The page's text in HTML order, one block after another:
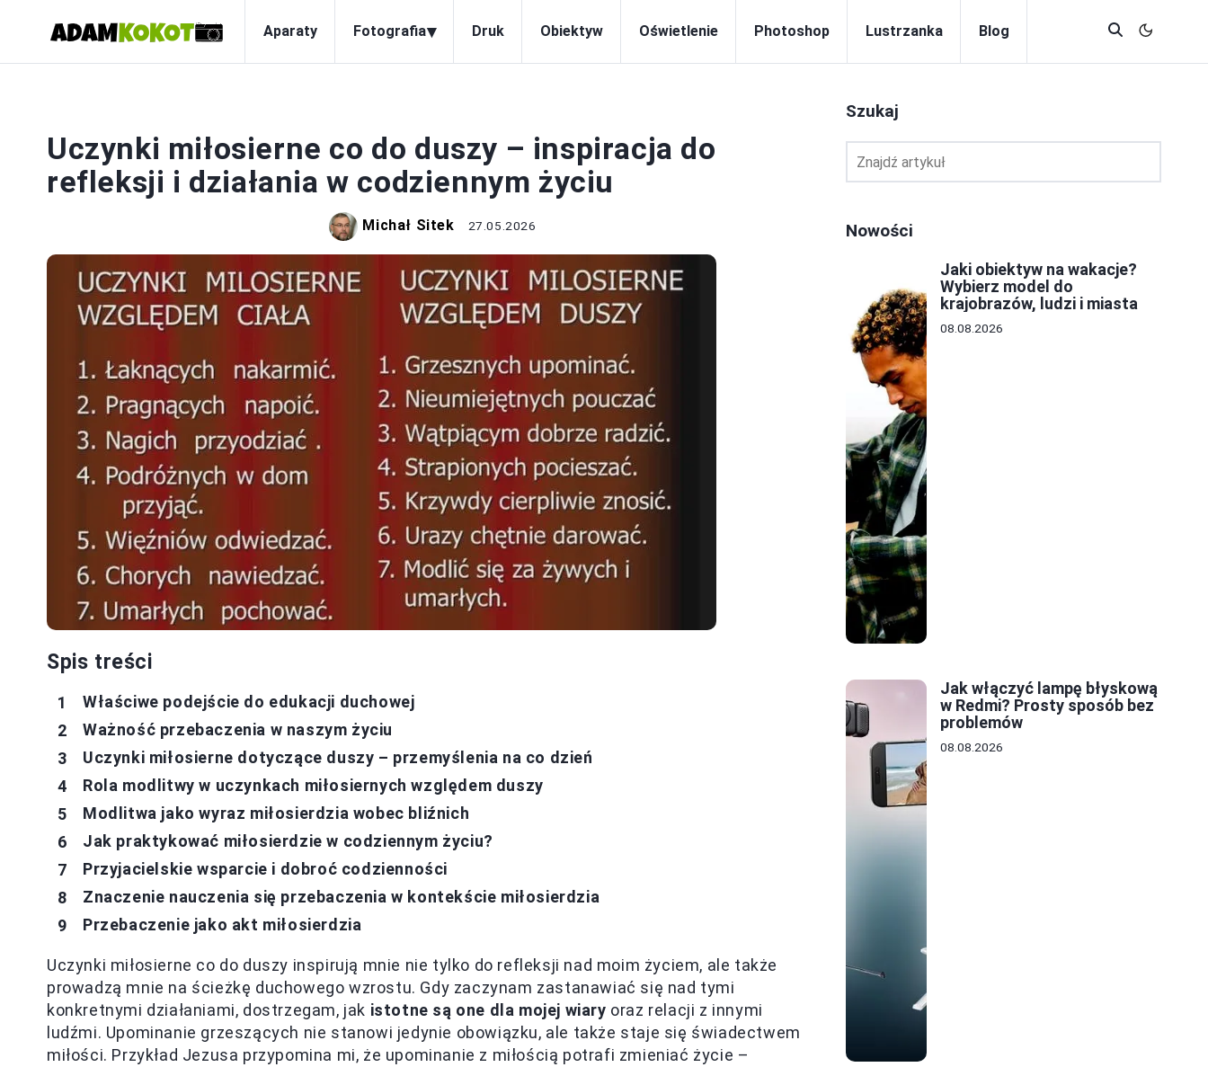
Aparaty Fotografia▾ Druk Obiektyw Oświetlenie Photoshop Lustrzanka Blog
Uczynki miłosierne co do duszy – inspiracja do
refleksji i działania w codziennym życiu
Michał Sitek 27.05.2026
Spis treści
Właściwe podejście do edukacji duchowej
Ważność przebaczenia w naszym życiu
Uczynki miłosierne dotyczące duszy – przemyślenia na co dzień
Rola modlitwy w uczynkach miłosiernych względem duszy
Modlitwa jako wyraz miłosierdzia wobec bliźnich
Jak praktykować miłosierdzie w codziennym życiu?
Przyjacielskie wsparcie i dobroć codzienności
Znaczenie nauczenia się przebaczenia w kontekście miłosierdzia
Przebaczenie jako akt miłosierdzia
Uczynki miłosierne co do duszy inspirują mnie nie tylko do refleksji nad moim życiem, ale także
prowadzą mnie na ścieżkę duchowego wzrostu. Gdy zaczynam zastanawiać się nad tymi
konkretnymi działaniami, dostrzegam, jak istotne są one dla mojej wiary oraz relacji z innymi
ludźmi. Upominanie grzeszących nie stanowi jedynie obowiązku, ale także staje się świadectwem
miłości. Przykład Jezusa przypomina mi, że upominanie z miłością potrafi zmieniać życie –
Szukaj
Nowości
Jaki obiektyw na wakacje?
Wybierz model do
krajobrazów, ludzi i miasta
08.08.2026
Jak włączyć lampę błyskową
w Redmi? Prosty sposób bez
problemów
08.08.2026